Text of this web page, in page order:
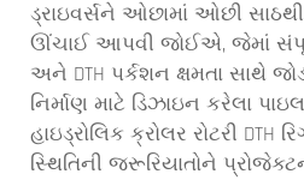
ડ્રાઇવર્સને ઓછામાં ઓછી
ઊંચાઈ આપવી જોઈએ, જેમાં
અને DTH પર્કશન ક્ષમતા સાથે
નિર્માણ માટે ડિઝાઇન કરેલા
હાઇડ્રોલિક ક્રોલર રોટરી
સ્થિતિની જરૂરિયાતોને